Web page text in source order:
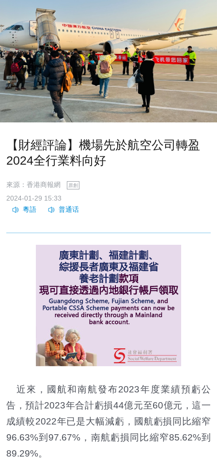
【財經評論】機場先於航空公司轉盈
2024全行業料向好
來源：香港商報網 原創
2024-01-29 15:33
近來，國航和南航發布2023年度業績預虧公
告，預計2023年合計虧損44億元至60億元，這一
成績較2022年已是大幅減虧，國航虧損同比縮窄
96.63%到97.67%，南航虧損同比縮窄85.62%到
89.29%。